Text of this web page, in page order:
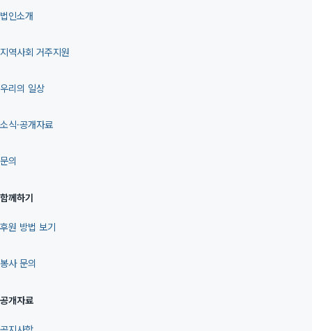
법인소개
지역사회 거주지원
우리의 일상
소식·공개자료
문의
함께하기
후원 방법 보기
봉사 문의
공개자료